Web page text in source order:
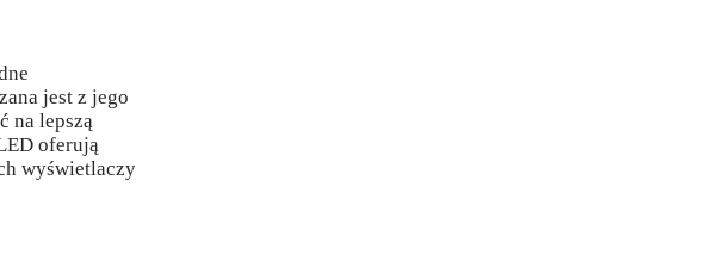
jest z jego
na lepszą
oferują
wyświetlaczy